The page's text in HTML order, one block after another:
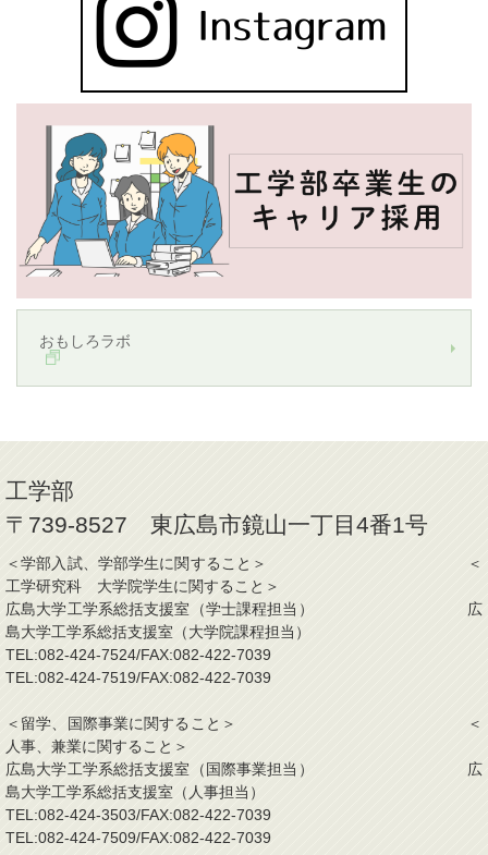
おもしろラボ
工学部
〒739-8527 東広島市鏡山一丁目4番1号
＜学部入試、学部学生に関すること＞ ＜
工学研究科 大学院学生に関すること＞
広島大学工学系総括支援室（学士課程担当） 広
島大学工学系総括支援室（大学院課程担当）
TEL:082-424-7524/FAX:082-422-7039
TEL:082-424-7519/FAX:082-422-7039
＜留学、国際事業に関すること＞ ＜
人事、兼業に関すること＞
広島大学工学系総括支援室（国際事業担当） 広
島大学工学系総括支援室（人事担当）
TEL:082-424-3503/FAX:082-422-7039
TEL:082-424-7509/FAX:082-422-7039